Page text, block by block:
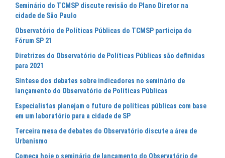
Seminário do TCMSP discute revisão do Plano Diretor na
cidade de São Paulo
Observatório de Políticas Públicas do TCMSP participa do
Fórum SP 21
Diretrizes do Observatório de Políticas Públicas são definidas
para 2021
Síntese dos debates sobre indicadores no seminário de
lançamento do Observatório de Políticas Públicas
Especialistas planejam o futuro de políticas públicas com base
em um laboratório para a cidade de SP
Terceira mesa de debates do Observatório discute a área de
Urbanismo
Começa hoje o seminário de lançamento do Observatório de